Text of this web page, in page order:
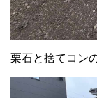
栗石と捨てコン